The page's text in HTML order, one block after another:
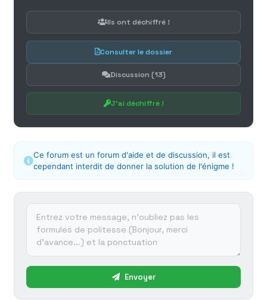
Ils ont déchiffré !
Consulter le dossier
Discussion (13)
J'ai déchiffré !
Ce forum est un forum d'aide et de discussion, il est
cependant interdit de donner la solution de l'énigme !
Envoyer